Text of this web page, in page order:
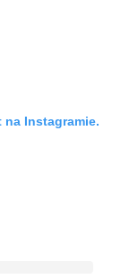
Instagramie.